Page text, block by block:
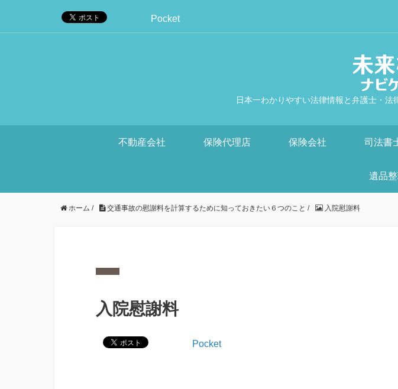
Pocket
日本一わかりやすい法律情報と弁護士・法
不動産会社 保険代理店 保険会社 司法書
遺品
ホーム / 交通事故の慰謝料を計算するために知っておきたい６つのこと / 入院慰謝料
入院慰謝料
Pocket